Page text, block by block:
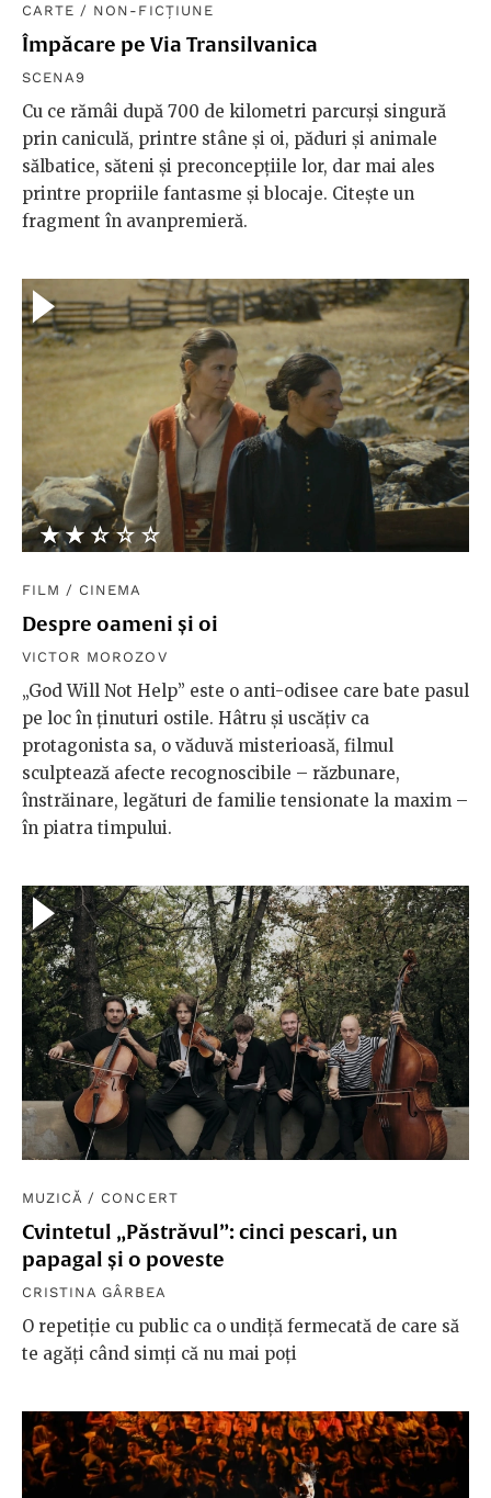
CARTE / NON-FICȚIUNE
Împăcare pe Via Transilvanica
SCENA9
Cu ce rămâi după 700 de kilometri parcurși singură
prin caniculă, printre stâne și oi, păduri și animale
sălbatice, săteni și preconcepțiile lor, dar mai ales
printre propriile fantasme și blocaje. Citește un
fragment în avanpremieră.
★★★★★
☆☆☆☆☆
FILM / CINEMA
Despre oameni și oi
VICTOR MOROZOV
„God Will Not Help” este o anti-odisee care bate pasul
pe loc în ținuturi ostile. Hâtru și uscățiv ca
protagonista sa, o văduvă misterioasă, filmul
sculptează afecte recognoscibile – răzbunare,
înstrăinare, legături de familie tensionate la maxim –
în piatra timpului.
MUZICĂ / CONCERT
Cvintetul „Păstrăvul”: cinci pescari, un
papagal și o poveste
CRISTINA GÂRBEA
O repetiție cu public ca o undiță fermecată de care să
te agăți când simți că nu mai poți